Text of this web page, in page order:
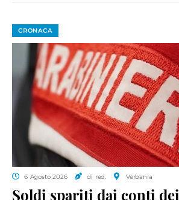
CRONACA
6 Agosto 2026 di red. Verbania
Soldi spariti dai conti dei